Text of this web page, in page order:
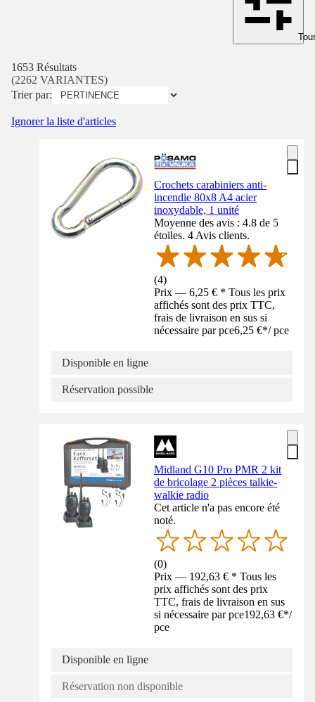
1653 Résultats
(2262 VARIANTES)
Trier par:
Ignorer la liste d'articles
Crochets carabiniers anti-
incendie 80x8 A4 acier
inoxydable, 1 unité
Moyenne des avis : 4.8 de 5
étoiles. 4 Avis clients.
(4)
Prix — 6,25 € * Tous les prix
affichés sont des prix TTC,
frais de livraison en sus si
nécessaire par pce6,25 €*/ pce
Disponible en ligne
Réservation possible
Midland G10 Pro PMR 2 kit
de bricolage 2 pièces talkie-
walkie radio
Cet article n'a pas encore été
noté.
(0)
Prix — 192,63 € * Tous les
prix affichés sont des prix
TTC, frais de livraison en sus
si nécessaire par pce192,63 €*/
pce
Disponible en ligne
Réservation non disponible